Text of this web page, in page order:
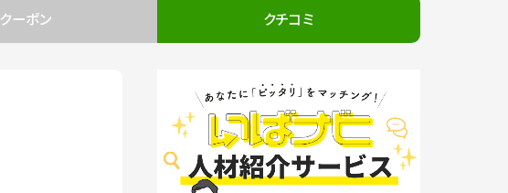
クーポン クチコミ